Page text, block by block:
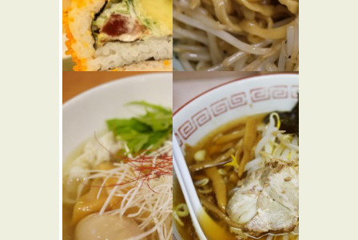
きづなす
し 新宿歌
舞伎町店
和食
野郎ラーメ
ン 西武新
宿駅前店
らーめん屋